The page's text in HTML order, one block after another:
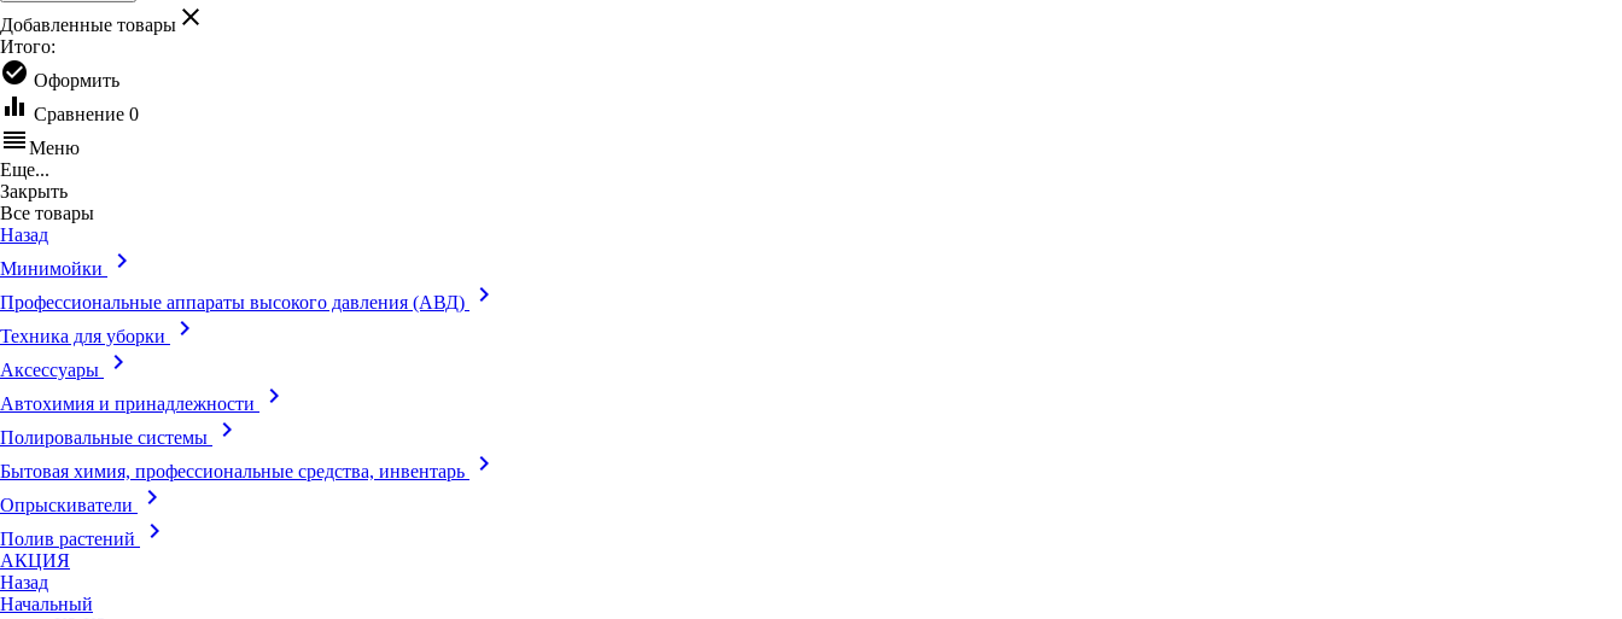
Добавленные товары clear
Итого:
check_circle Оформить
equalizer Сравнение 0
reorderМеню
Еще...
Закрыть
Все товары
Назад
Минимойки
keyboard_arrow_right
Профессиональные аппараты высокого давления (АВД) keyboard_arrow_right
Техника для уборки keyboard_arrow_right
Аксессуары keyboard_arrow_right
Автохимия и принадлежности keyboard_arrow_right
Полировальные системы keyboard_arrow_right
Бытовая химия, профессиональные средства, инвентарь keyboard_arrow_right
Опрыскиватели keyboard_arrow_right
Полив растений keyboard_arrow_right
АКЦИЯ
Назад
Начальный